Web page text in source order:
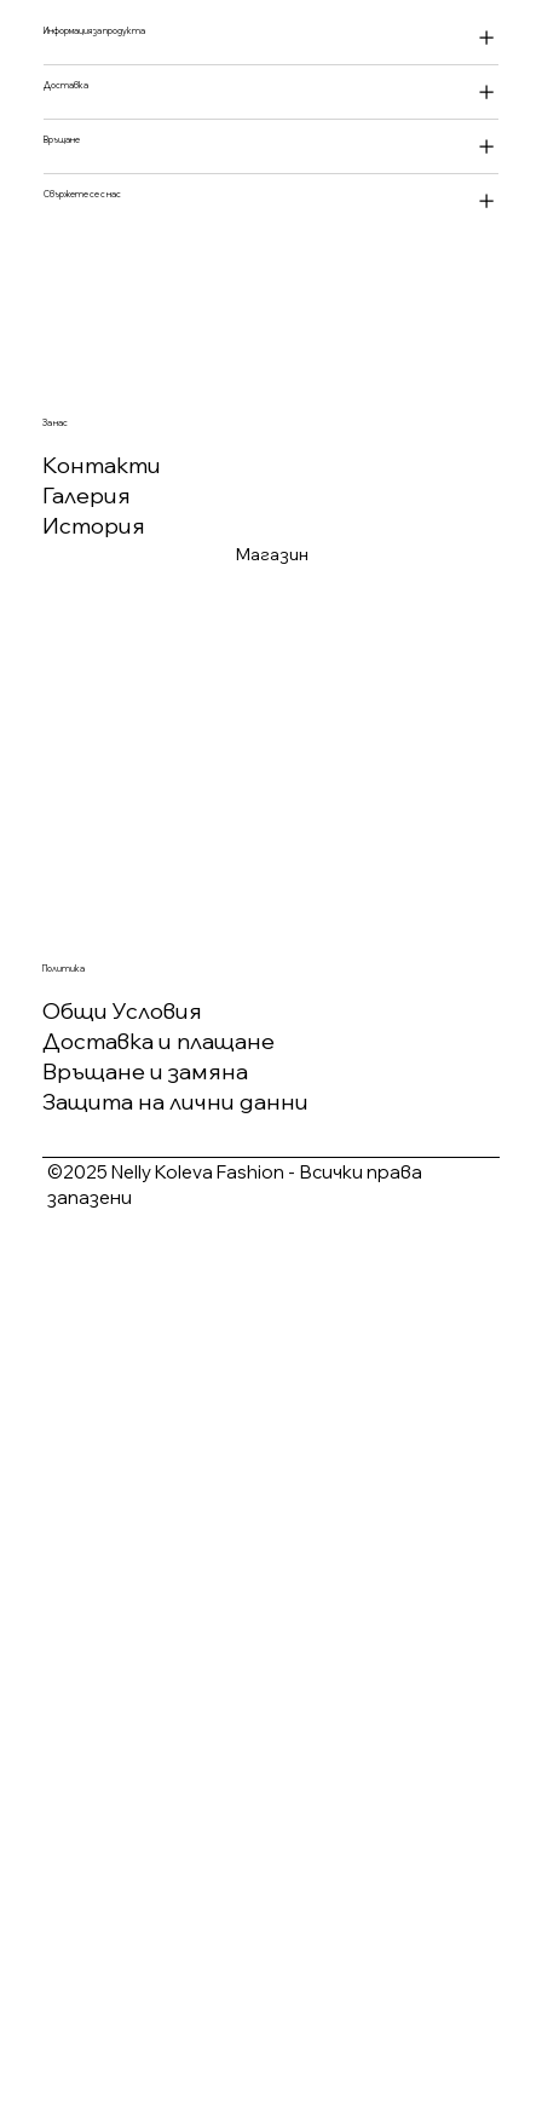
Информация за продукта
Доставка
Връщане
Свържете се с нас
За нас
Контакти
Галерия
История
Магазин
Политика
Общи Условия
Доставка и плащане
Връщане и замяна
Защита на лични данни
©2025 Nelly Koleva Fashion - Всички права
запазени